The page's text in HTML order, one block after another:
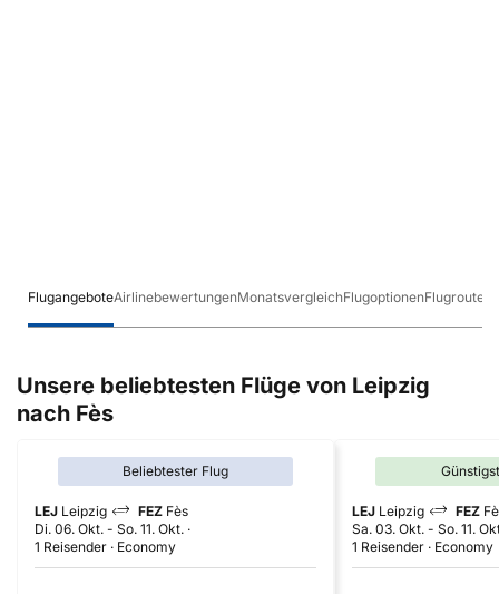
FlugangeboteAirlinebewertungenMonatsvergleichFlugoptionenFlugrouten
Unsere beliebtesten Flüge von Leipzig
nach Fès
Beliebtester Flug
LEJ Leipzig FEZ Fès
Di. 06. Okt. - So. 11. Okt.
1 Reisender
Economy
LEJ Leipzig FEZ
Sa. 03. Okt. - So. 11.
1 Reisender
Economy